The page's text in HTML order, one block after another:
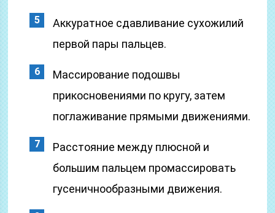
Аккуратное сдавливание сухожилий
первой пары пальцев.
Массирование подошвы
прикосновениями по кругу, затем
поглаживание прямыми движениями.
Расстояние между плюсной и
большим пальцем промассировать
гусеничнообразными движения.